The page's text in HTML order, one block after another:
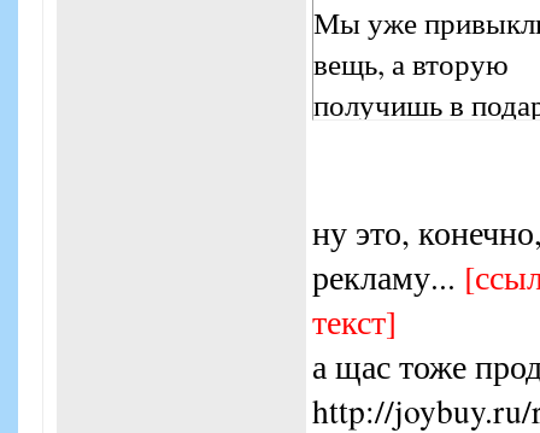
Мы уже
вещь, а вторую
получишь в
правило, не
50%. А вот
грандиозными
70-80 и даже
«массовости»
ну это,
рекламу...
текст]
а щас тоже
http://joybuy.ru/